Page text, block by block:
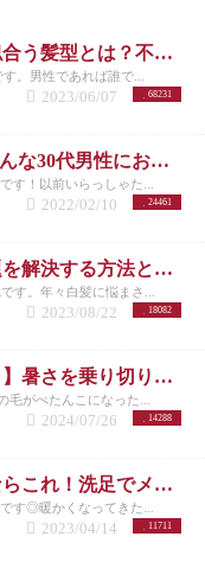
おでこ広い男性がすべき似合う髪型とは？不向きなメンズスタイルも紹介！
。男性であれば誰で...
68231
2023/06/07
【m字はげが気になる】そんな30代男性におすすめの髪型3選！
す！以前いらっしゃた...
24461
2022/02/10
白髪がキラキラに輝く問題を解決する方法とは？白髪を活かしたカラーも紹介
す。年々白髪に悩まさ...
18082
2023/08/22
【夏に涼しい髪型はコレ！】暑さを乗り切りたいメンズさんにオススメの髪型とは？
毛がぺたんこになった...
14288
2024/07/26
横に膨らむ髪に対処するならこれ！洗足でメンズカットが得意な美容院が紹介◎
す◎暖かくなってきた...
11711
2023/04/14